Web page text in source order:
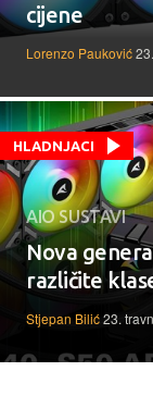
cijene
Lorenzo Pauković
HLADNJACI
AIO SUSTAVI
Nova
različite
Stjepan Bilić23.